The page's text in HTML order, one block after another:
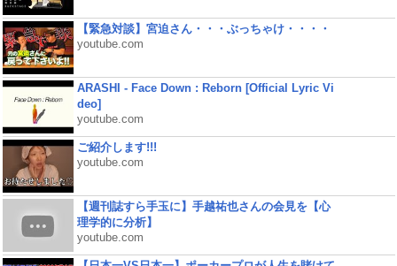
【緊急対談】宮迫さん・・・ぶっちゃけ・・・・
youtube.com
ARASHI - Face Down : Reborn [Official Lyric Vi
deo]
youtube.com
ご紹介します!!!
youtube.com
【週刊誌すら手玉に】手越祐也さんの会見を【心
理学的に分析】
youtube.com